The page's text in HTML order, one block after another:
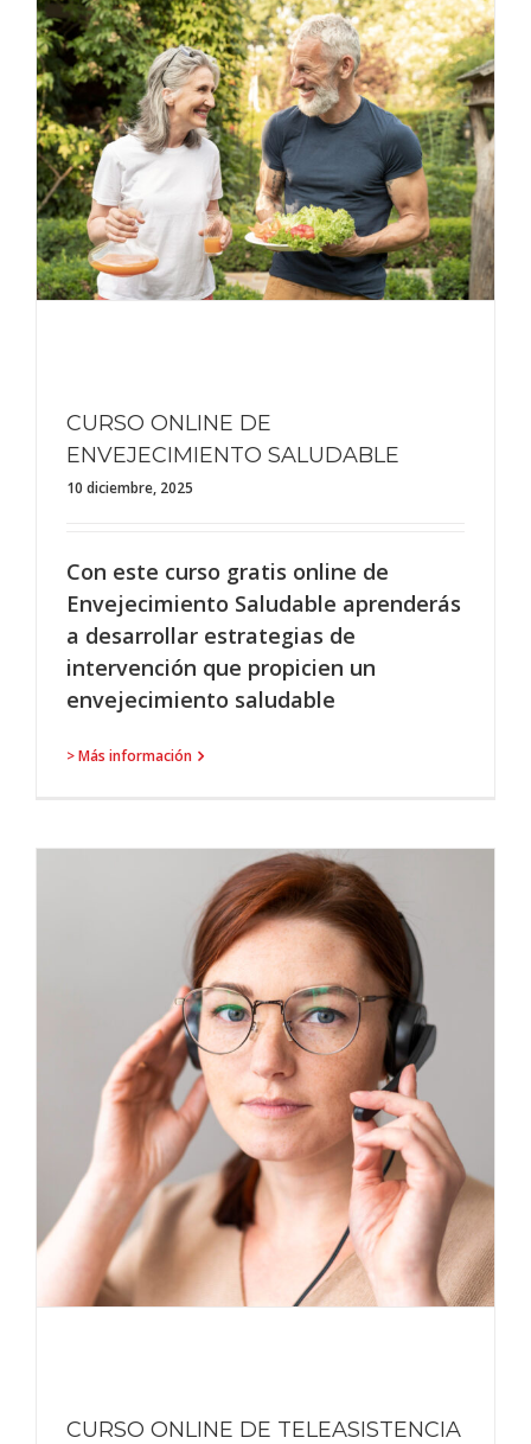
CURSO ONLINE DE
ENVEJECIMIENTO SALUDABLE
10 diciembre, 2025
Con este curso gratis online de
Envejecimiento Saludable aprenderás
a desarrollar estrategias de
intervención que propicien un
envejecimiento saludable
> Más información
CURSO ONLINE DE TELEASISTENCIA